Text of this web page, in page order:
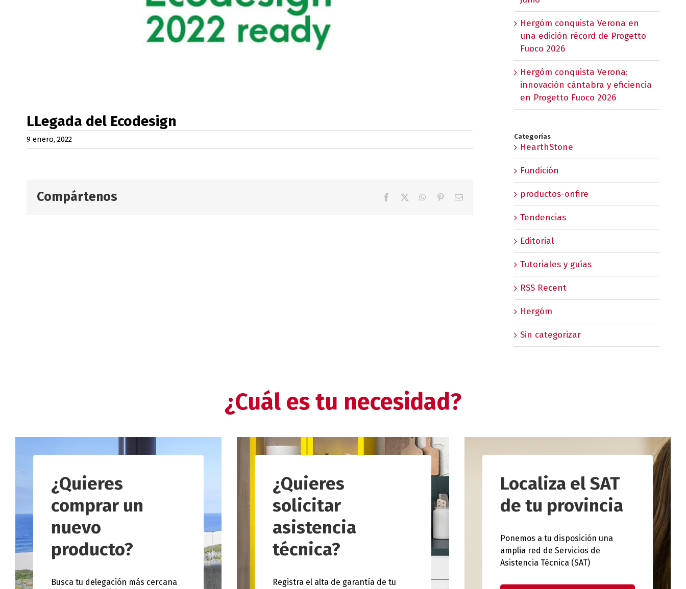
LLegada del Ecodesign
9 enero, 2022
Compártenos Facebook WhatsApp
PinterestCorreo
Hergóm conquista Verona en
una edición récord de Progetto
Fuoco 2026
Hergóm conquista Verona:
innovación cántabra y eficiencia
en Progetto Fuoco 2026
Categorías
HearthStone
Fundición
productos-onfire
Tendencias
Editorial
Tutoriales y guías
RSS Recent
Hergóm
Sin categorizar
¿Cuál es tu necesidad?
¿Quieres
comprar un
nuevo
producto?
Busca tu delegación más cercana
¿Quieres
solicitar
asistencia
técnica?
Registra el alta de garantía de tu
Localiza el SAT
de tu provincia
Ponemos a tu disposición una
amplia red de Servicios de
Asistencia Técnica (SAT)